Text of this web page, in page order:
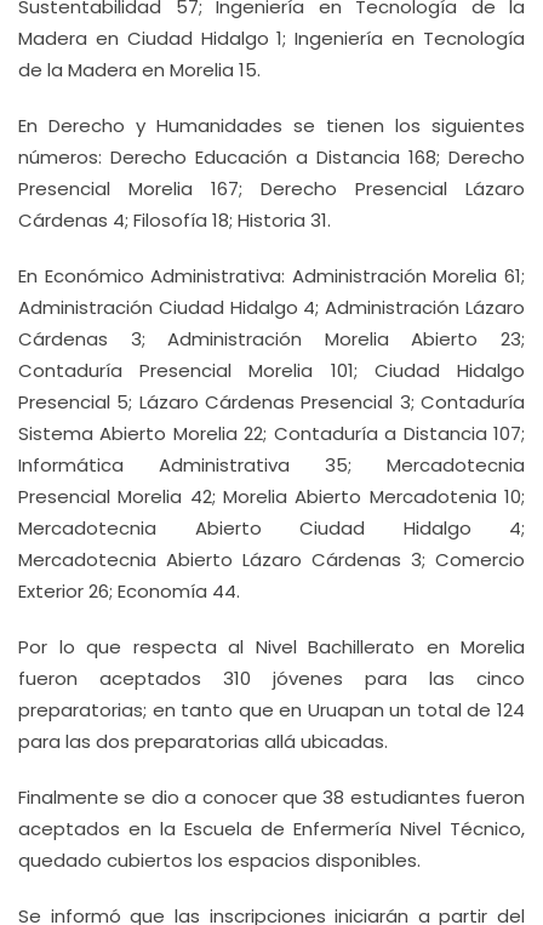
Sustentabilidad 57; Ingeniería en Tecnología de la
Madera en Ciudad Hidalgo 1; Ingeniería en Tecnología
de la Madera en Morelia 15.
En Derecho y Humanidades se tienen los siguientes
números: Derecho Educación a Distancia 168; Derecho
Presencial Morelia 167; Derecho Presencial Lázaro
Cárdenas 4; Filosofía 18; Historia 31.
En Económico Administrativa: Administración Morelia 61;
Administración Ciudad Hidalgo 4; Administración Lázaro
Cárdenas 3; Administración Morelia Abierto 23;
Contaduría Presencial Morelia 101; Ciudad Hidalgo
Presencial 5; Lázaro Cárdenas Presencial 3; Contaduría
Sistema Abierto Morelia 22; Contaduría a Distancia 107;
Informática Administrativa 35; Mercadotecnia
Presencial Morelia 42; Morelia Abierto Mercadotenia 10;
Mercadotecnia Abierto Ciudad Hidalgo 4;
Mercadotecnia Abierto Lázaro Cárdenas 3; Comercio
Exterior 26; Economía 44.
Por lo que respecta al Nivel Bachillerato en Morelia
fueron aceptados 310 jóvenes para las cinco
preparatorias; en tanto que en Uruapan un total de 124
para las dos preparatorias allá ubicadas.
Finalmente se dio a conocer que 38 estudiantes fueron
aceptados en la Escuela de Enfermería Nivel Técnico,
quedado cubiertos los espacios disponibles.
Se informó que las inscripciones iniciarán a partir del